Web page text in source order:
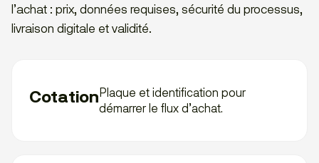
l’achat : prix, données requises, sécurité du processus,
livraison digitale et validité.
CotationPlaque et identification pour
démarrer le flux d’achat.